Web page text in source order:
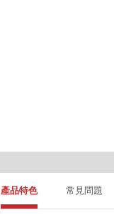
產品特色 常見問題